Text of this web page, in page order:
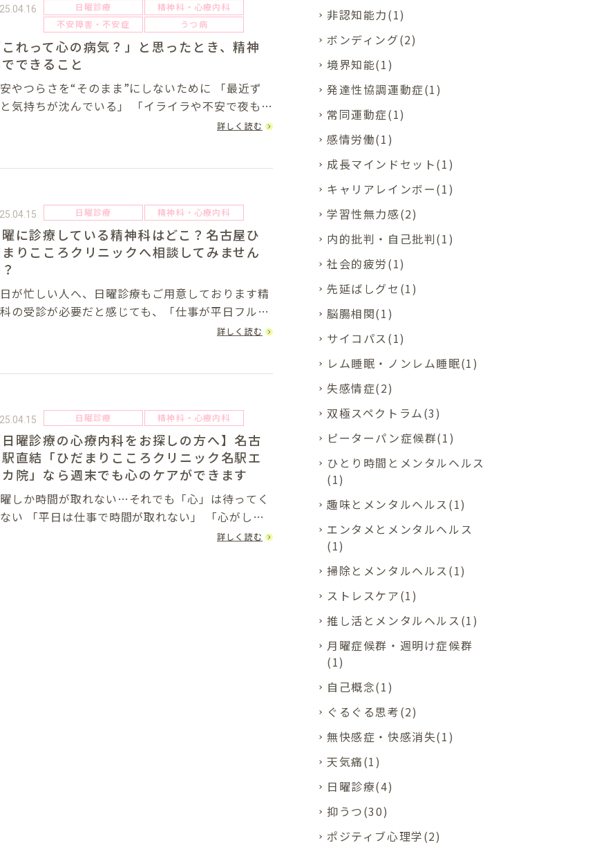
日曜診療
精神科・心療内科
不安障害・不安症
うつ病
これって心の病気？」と思ったとき、精神
できること
やつらさを“そのまま”にしないために 「最近ず
持ちが沈んでいる」 「イライラや不安で夜も眠
詳しく読む
日曜診療 精神科・心療内科
曜に診療している精神科はどこ？名古屋ひ
りこころクリニックへ相談してみません
が忙しい人へ、日曜診療もご用意しております精
の受診が必要だと感じても、「仕事が平日フルで
っている」「学校や育児の都合で時間がとれない」
詳しく読む
日曜診療 精神科・心療内科
日曜診療の心療内科をお探しの方へ】名古
直結「ひだまりこころクリニック名駅エ
院」なら週末でも心のケアができます
しか時間が取れない…それでも「心」は待ってく
時間が取れない」 「心がしん
詳しく読む
非認知能力(1)
ボンディング(2)
境界知能(1)
発達性協調運動症(1)
常同運動症(1)
感情労働(1)
成長マインドセット(1)
キャリアレインボー(1)
学習性無力感(2)
内的批判・自己批判(1)
社会的疲労(1)
先延ばしグセ(1)
脳腸相関(1)
サイコパス(1)
レム睡眠・ノンレム睡眠(1)
失感情症(2)
双極スペクトラム(3)
ピーターパン症候群(1)
ひとり時間とメンタルヘルス
(1)
趣味とメンタルヘルス(1)
エンタメとメンタルヘルス
(1)
掃除とメンタルヘルス(1)
ストレスケア(1)
推し活とメンタルヘルス(1)
月曜症候群・週明け症候群
(1)
自己概念(1)
ぐるぐる思考(2)
無快感症・快感消失(1)
天気痛(1)
日曜診療(4)
抑うつ(30)
ポジティブ心理学(2)